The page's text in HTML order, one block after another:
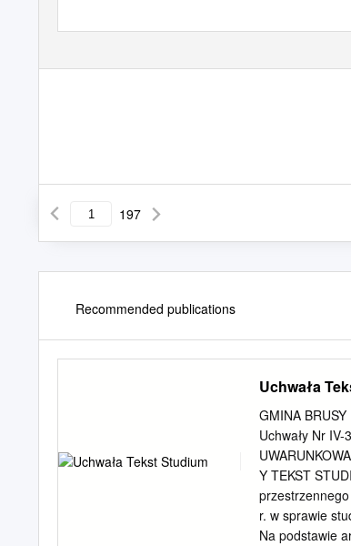
197
Recommended publications
Uchwała
GMINA
Uchwały Nr
Y TEKST
r. w sprawie
Na podstawie